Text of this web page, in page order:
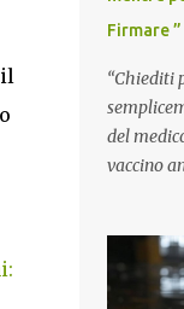
Firmare ”
“Chiediti
del
vaccino
quella